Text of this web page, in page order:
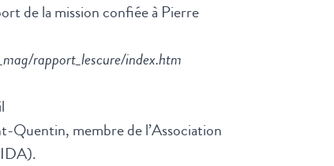
de la mission confiée à Pierre
rapport_lescure/index.htm
Quentin, membre de l’Association